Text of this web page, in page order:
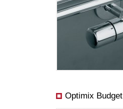
Optimix Budget